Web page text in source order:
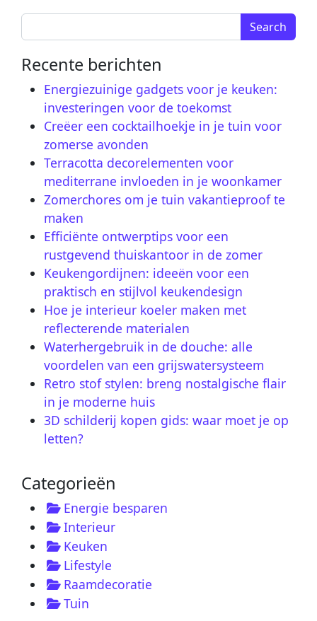
Search for:
Recente berichten
Energiezuinige gadgets voor je keuken:
investeringen voor de toekomst
Creëer een cocktailhoekje in je tuin voor
zomerse avonden
Terracotta decorelementen voor
mediterrane invloeden in je woonkamer
Zomerchores om je tuin vakantieproof te
maken
Efficiënte ontwerptips voor een
rustgevend thuiskantoor in de zomer
Keukengordijnen: ideeën voor een
praktisch en stijlvol keukendesign
Hoe je interieur koeler maken met
reflecterende materialen
Waterhergebruik in de douche: alle
voordelen van een grijswatersysteem
Retro stof stylen: breng nostalgische flair
in je moderne huis
3D schilderij kopen gids: waar moet je op
letten?
Categorieën
Energie besparen
Interieur
Keuken
Lifestyle
Raamdecoratie
Tuin